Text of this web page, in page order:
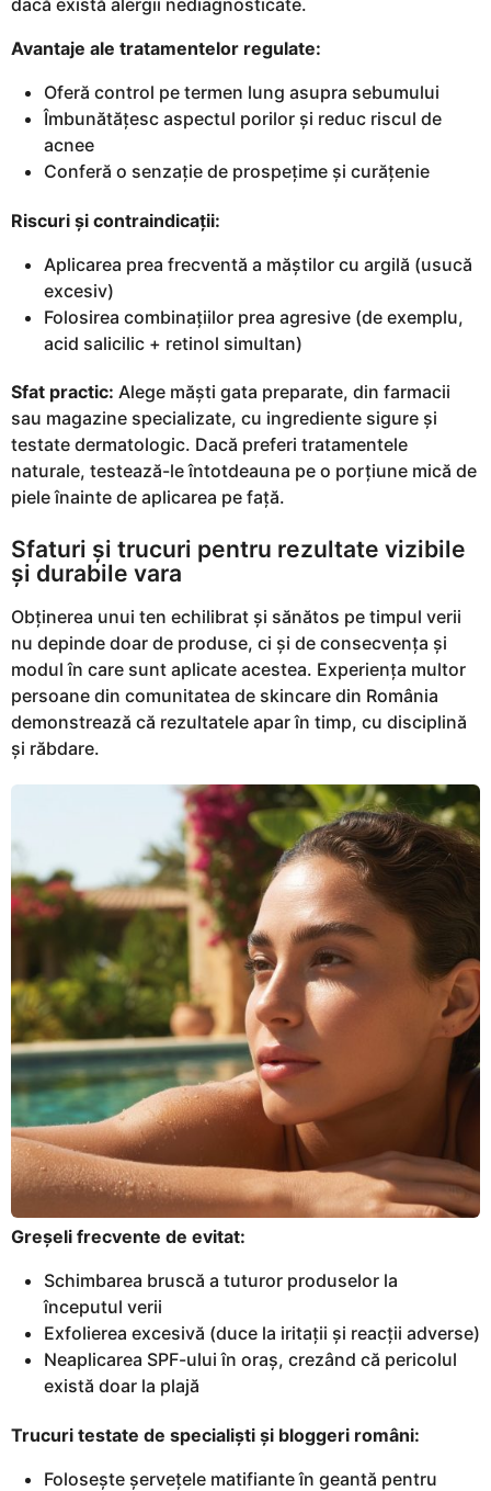
Avantaje ale tratamentelor regulate:
Oferă control pe termen lung asupra sebumului
Îmbunătățesc aspectul porilor și reduc riscul de
acnee
Conferă o senzație de prospețime și curățenie
Riscuri și contraindicații:
Aplicarea prea frecventă a măștilor cu argilă (usucă
excesiv)
Folosirea combinațiilor prea agresive (de exemplu,
acid salicilic + retinol simultan)
Sfat practic: Alege măști gata preparate, din farmacii
sau magazine specializate, cu ingrediente sigure și
testate dermatologic. Dacă preferi tratamentele
naturale, testează-le întotdeauna pe o porțiune mică de
piele înainte de aplicarea pe față.
Sfaturi și trucuri pentru rezultate vizibile
și durabile vara
Obținerea unui ten echilibrat și sănătos pe timpul verii
nu depinde doar de produse, ci și de consecvența și
modul în care sunt aplicate acestea. Experiența multor
persoane din comunitatea de skincare din România
demonstrează că rezultatele apar în timp, cu disciplină
și răbdare.
Greșeli frecvente de evitat:
Schimbarea bruscă a tuturor produselor la
începutul verii
Exfolierea excesivă (duce la iritații și reacții adverse)
Neaplicarea SPF-ului în oraș, crezând că pericolul
există doar la plajă
Trucuri testate de specialiști și bloggeri români:
Folosește șervețele matifiante în geantă pentru